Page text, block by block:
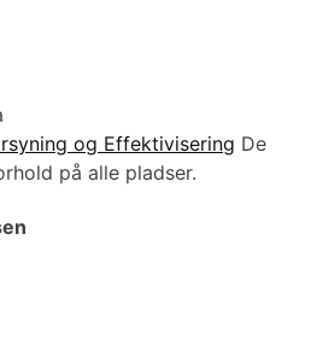
og Effektivisering De
på alle pladser.